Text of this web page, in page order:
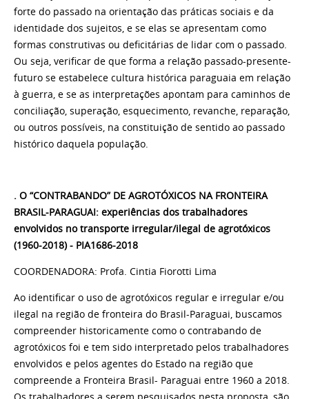
forte do passado na orientação das práticas sociais e da
identidade dos sujeitos, e se elas se apresentam como
formas construtivas ou deficitárias de lidar com o passado.
Ou seja, verificar de que forma a relação passado-presente-
futuro se estabelece cultura histórica paraguaia em relação
à guerra, e se as interpretações apontam para caminhos de
conciliação, superação, esquecimento, revanche, reparação,
ou outros possíveis, na constituição de sentido ao passado
histórico daquela população.
. O “CONTRABANDO” DE AGROTÓXICOS NA FRONTEIRA
BRASIL-PARAGUAI: experiências dos trabalhadores
envolvidos no transporte irregular/ilegal de agrotóxicos
(1960-2018) - PIA1686-2018
COORDENADORA: Profa. Cintia Fiorotti Lima
Ao identificar o uso de agrotóxicos regular e irregular e/ou
ilegal na região de fronteira do Brasil-Paraguai, buscamos
compreender historicamente como o contrabando de
agrotóxicos foi e tem sido interpretado pelos trabalhadores
envolvidos e pelos agentes do Estado na região que
compreende a Fronteira Brasil- Paraguai entre 1960 a 2018.